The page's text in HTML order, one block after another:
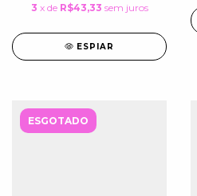
3 x de R$43,33 sem juros
ESPIAR
ESGOTADO